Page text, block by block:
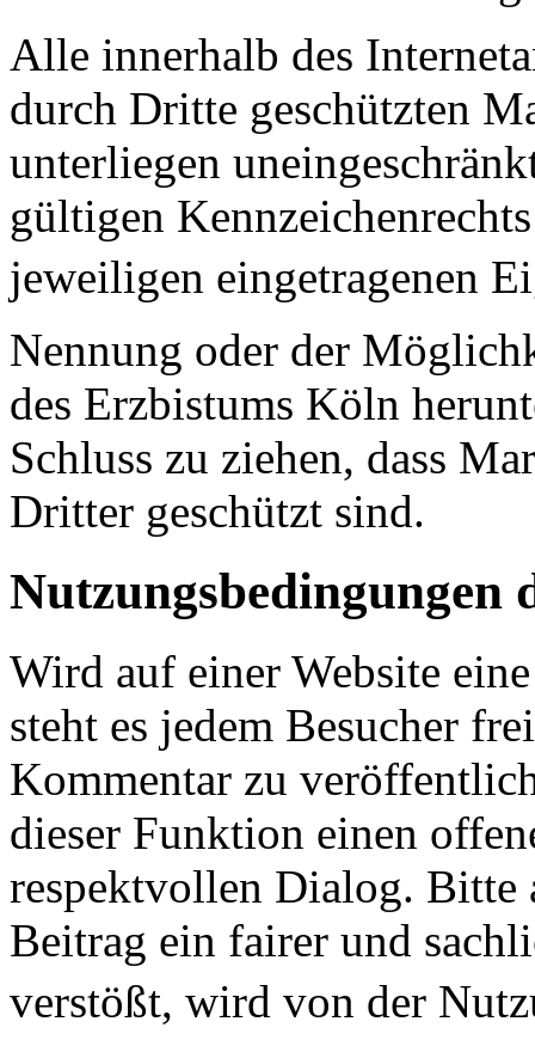
Alle innerhalb des
durch Dritte geschützten
unterliegen
gültigen
jeweiligen eingetragenen
Nennung oder der
des Erzbistums Köln
Schluss zu ziehen, dass
Dritter geschützt sind.
Wird auf einer Website
steht es jedem Besucher
Kommentar zu
dieser Funktion einen
respektvollen Dialog. Bitte
Beitrag ein fairer und
verstößt, wird von der